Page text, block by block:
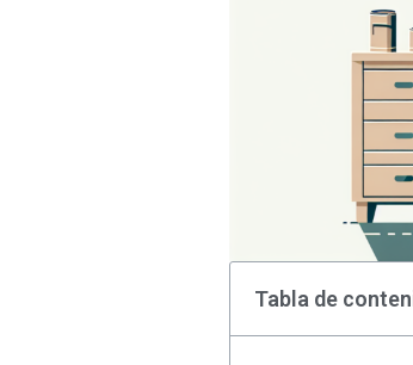
Tabla de